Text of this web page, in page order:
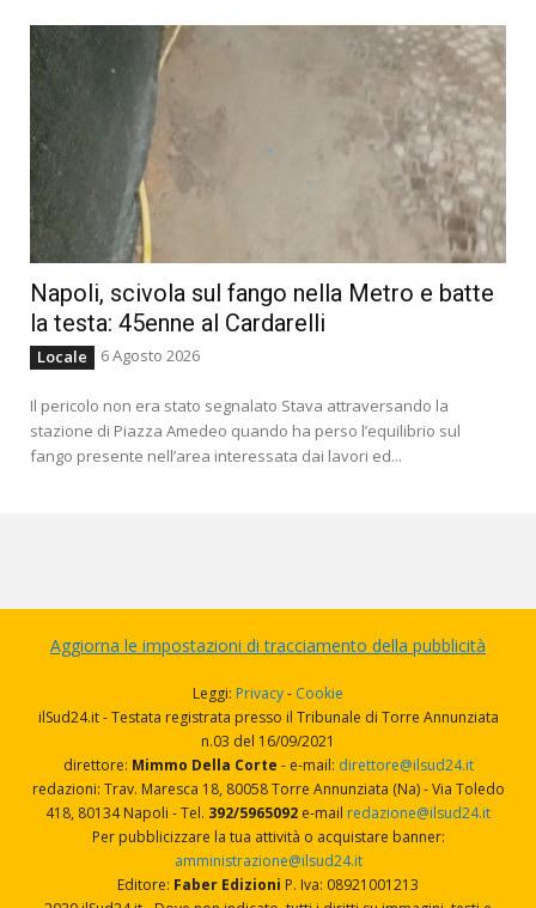
Napoli, scivola sul fango nella Metro e batte
la testa: 45enne al Cardarelli
Locale 6 Agosto 2026
Il pericolo non era stato segnalato Stava attraversando la
stazione di Piazza Amedeo quando ha perso l’equilibrio sul
fango presente nell’area interessata dai lavori ed...
Aggiorna le impostazioni di tracciamento della pubblicità
Leggi: Privacy- Cookie
ilSud24.it - Testata registrata presso il Tribunale di Torre Annunziata
n.03 del 16/09/2021
direttore: Mimmo Della Corte - e-mail: direttore@ilsud24.it
redazioni: Trav. Maresca 18, 80058 Torre Annunziata (Na) - Via Toledo
418, 80134 Napoli - Tel. 392/5965092 e-mail redazione@ilsud24.it
Per pubblicizzare la tua attività o acquistare banner:
amministrazione@ilsud24.it
Editore: Faber Edizioni P. Iva: 08921001213